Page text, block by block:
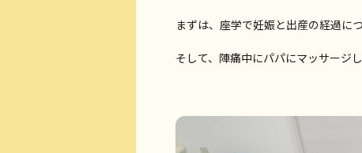
まずは、座学で妊娠と出産の経過に
そして、陣痛中にパパにマッサージ